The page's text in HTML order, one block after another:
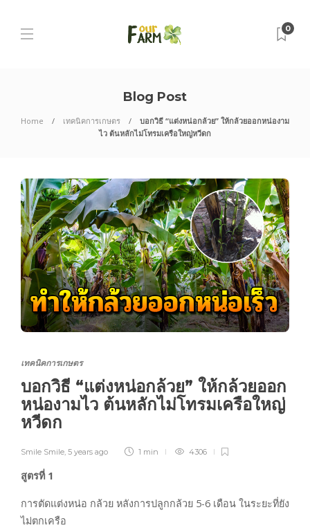
0
Blog Post
Home เทคนิคการเกษตร
บอกวิธี “แต่งหน่อกล้วย” ให้กล้วยออกหน่องาม
ไว ต้นหลักไม่โทรมเครือใหญ่หวีดก
เทคนิคการเกษตร
บอกวิธี “แต่งหน่อกล้วย” ให้กล้วยออก
หน่องามไว ต้นหลักไม่โทรมเครือใหญ่
หวีดก
Smile Smile 5 years ago 1 min 4306
สูตรที่ 1
การตัดแต่งหน่อ กล้วย หลังการปลูกกล้วย 5-6 เดือน ในระยะที่ยัง
ไม่ตกเครือ